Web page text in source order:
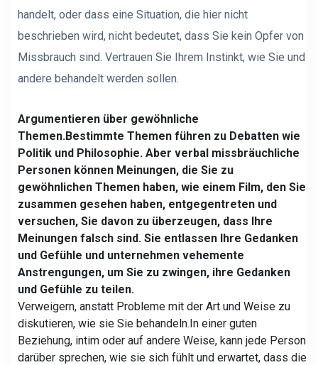
handelt, oder dass eine Situation, die hier nicht
beschrieben wird, nicht bedeutet, dass Sie kein Opfer von
Missbrauch sind. Vertrauen Sie Ihrem Instinkt, wie Sie und
andere behandelt werden sollen.
Argumentieren über gewöhnliche
Themen.Bestimmte Themen führen zu Debatten wie
Politik und Philosophie. Aber verbal missbräuchliche
Personen können Meinungen, die Sie zu
gewöhnlichen Themen haben, wie einem Film, den Sie
zusammen gesehen haben, entgegentreten und
versuchen, Sie davon zu überzeugen, dass Ihre
Meinungen falsch sind. Sie entlassen Ihre Gedanken
und Gefühle und unternehmen vehemente
Anstrengungen, um Sie zu zwingen, ihre Gedanken
und Gefühle zu teilen.
Verweigern, anstatt Probleme mit der Art und Weise zu
diskutieren, wie sie Sie behandeln.In einer guten
Beziehung, intim oder auf andere Weise, kann jede Person
darüber sprechen, wie sie sich fühlt und erwartet, dass die